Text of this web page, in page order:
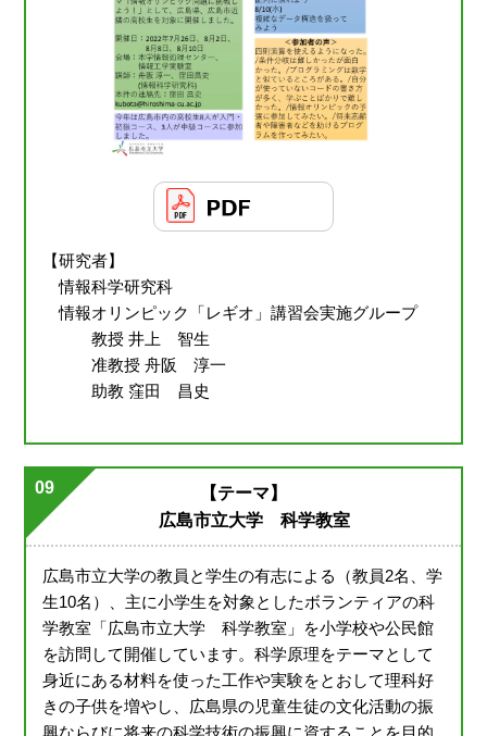
【研究者】
情報科学研究科
情報オリンピック「レギオ」講習会実施グループ
教授 井上 智生
准教授 舟阪 淳一
助教 窪田 昌史
09
【テーマ】
広島市立大学 科学教室
広島市立大学の教員と学生の有志による（教員2名、学
生10名）、主に小学生を対象としたボランティアの科
学教室「広島市立大学 科学教室」を小学校や公民館
を訪問して開催しています。科学原理をテーマとして
身近にある材料を使った工作や実験をとおして理科好
きの子供を増やし、広島県の児童生徒の文化活動の振
興ならびに将来の科学技術の振興に資することを目的